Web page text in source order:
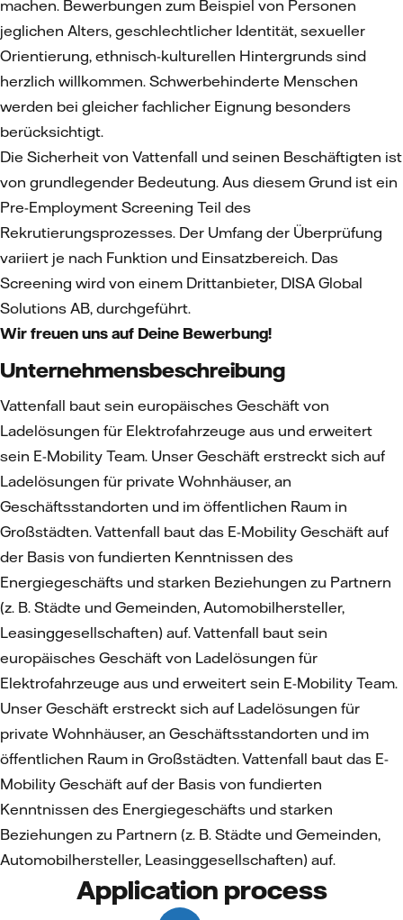
machen. Bewerbungen zum Beispiel von Personen
jeglichen Alters, geschlechtlicher Identität, sexueller
Orientierung, ethnisch-kulturellen Hintergrunds sind
herzlich willkommen. Schwerbehinderte Menschen
werden bei gleicher fachlicher Eignung besonders
berücksichtigt.
Die Sicherheit von Vattenfall und seinen Beschäftigten ist
von grundlegender Bedeutung. Aus diesem Grund ist ein
Pre-Employment Screening Teil des
Rekrutierungsprozesses. Der Umfang der Überprüfung
variiert je nach Funktion und Einsatzbereich. Das
Screening wird von einem Drittanbieter, DISA Global
Solutions AB, durchgeführt.
Wir freuen uns auf Deine Bewerbung!
Unternehmensbeschreibung
Vattenfall baut sein europäisches Geschäft von
Ladelösungen für Elektrofahrzeuge aus und erweitert
sein E-Mobility Team. Unser Geschäft erstreckt sich auf
Ladelösungen für private Wohnhäuser, an
Geschäftsstandorten und im öffentlichen Raum in
Großstädten. Vattenfall baut das E-Mobility Geschäft auf
der Basis von fundierten Kenntnissen des
Energiegeschäfts und starken Beziehungen zu Partnern
(z. B. Städte und Gemeinden, Automobilhersteller,
Leasinggesellschaften) auf. Vattenfall baut sein
europäisches Geschäft von Ladelösungen für
Elektrofahrzeuge aus und erweitert sein E-Mobility Team.
Unser Geschäft erstreckt sich auf Ladelösungen für
private Wohnhäuser, an Geschäftsstandorten und im
öffentlichen Raum in Großstädten. Vattenfall baut das E-
Mobility Geschäft auf der Basis von fundierten
Kenntnissen des Energiegeschäfts und starken
Beziehungen zu Partnern (z. B. Städte und Gemeinden,
Automobilhersteller, Leasinggesellschaften) auf.
Application process